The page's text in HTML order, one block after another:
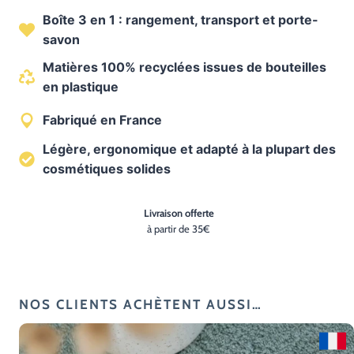
à
savon
3
en
–
100%
recyclée
Boîte 3 en 1 : rangement, transport et porte-
savon
Matières 100% recyclées issues de bouteilles
en plastique
Fabriqué en France
Légère, ergonomique et adapté à la plupart des
cosmétiques solides
Livraison offerte
à partir de 35€
NOS CLIENTS ACHÈTENT AUSSI…